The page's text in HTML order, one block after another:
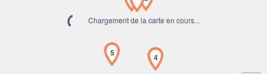
Chargement de la carte en cours...
4
5